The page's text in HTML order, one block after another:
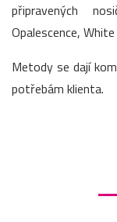
připravených
Opalescence,
Metody se dají
potřebám klienta.